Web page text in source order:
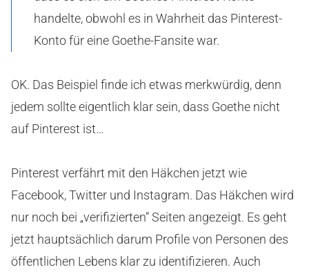
handelte, obwohl es in Wahrheit das Pinterest-
Konto für eine Goethe-Fansite war.
OK. Das Beispiel finde ich etwas merkwürdig, denn
jedem sollte eigentlich klar sein, dass Goethe nicht
auf Pinterest ist…
Pinterest verfährt mit den Häkchen jetzt wie
Facebook, Twitter und Instagram. Das Häkchen wird
nur noch bei „verifizierten“ Seiten angezeigt. Es geht
jetzt hauptsächlich darum Profile von Personen des
öffentlichen Lebens klar zu identifizieren. Auch